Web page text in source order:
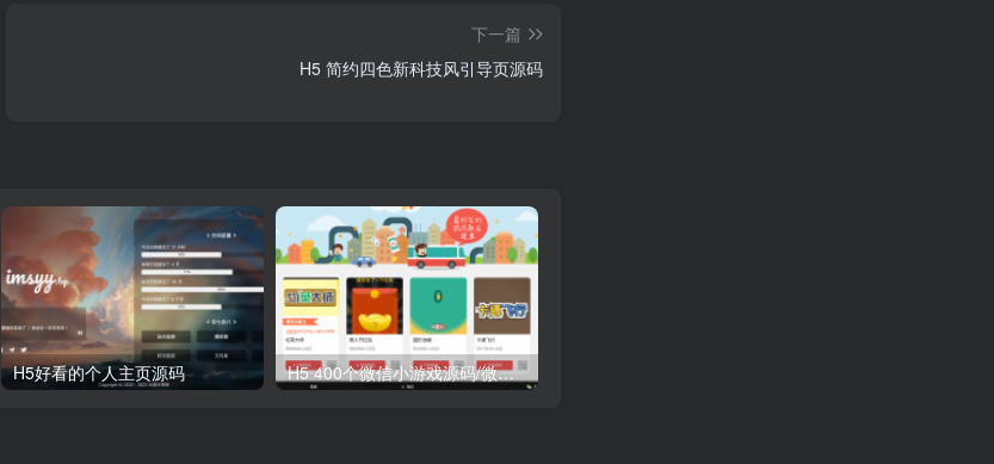
下一篇
H5 简约四色新科技风引导页源码
H5好看的个人主页源码 H5 400个微信小游戏源码/微信公众号引流源码/朋友圈小游戏引流源码